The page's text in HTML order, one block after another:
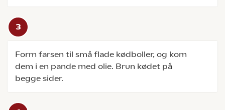
Form farsen til små flade kødboller, og kom
dem i en pande med olie. Brun kødet på
begge sider.